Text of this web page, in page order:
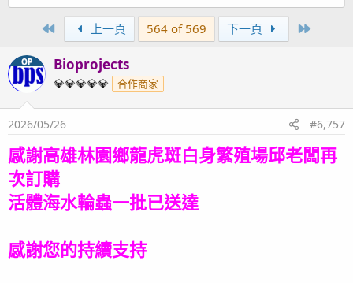
First 上一頁 564 of 569 下一頁
OP Bioprojects
💎💎💎💎💎 合作商家
2026/05/26 #6,757
感謝高雄林園鄉龍虎斑白身繁殖場邱老闆再
次訂購
活體海水輪蟲一批已送達
感謝您的持續支持